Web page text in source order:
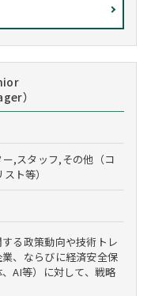
）
,スタッフ,その他（コ
ト等）
る政策動向や技術トレ
、ならびに経済安全保
AI等）に対して、戦略